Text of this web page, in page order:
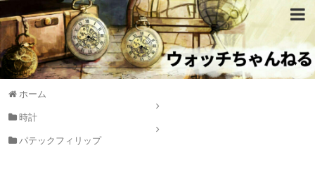
ホーム
時計
パテックフィリップ